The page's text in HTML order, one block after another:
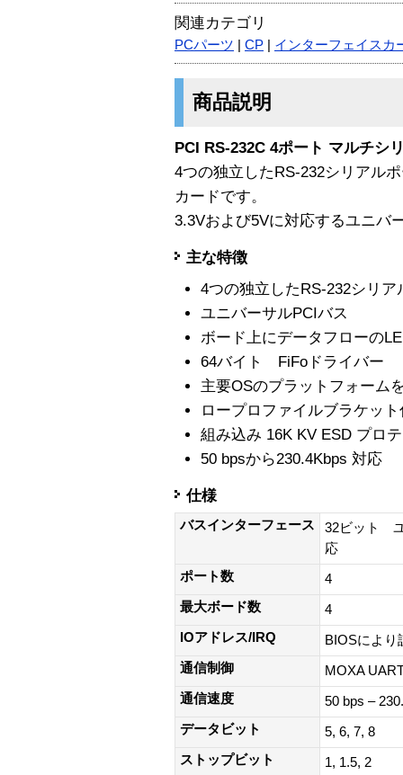
関連カテゴリ
PCパーツ CP インターフェイスカ
商品説明
PCI RS-232C 4ポート マルチシ
4つの独立したRS-232シリアル
カードです。
3.3Vおよび5Vに対応するユニバ
主な特徴
4つの独立したRS-232シリ
ユニバーサルPCIバス
ボード上にデータフローの
64バイト FiFoドライバー
主要OSのプラットフォーム
ロープロファイルブラケッ
組み込み 16K KV ESD プロ
50 bpsから230.4Kbps 対応
仕様
バスインターフェース
32ビット
応
ポート数
4
最大ボード数
4
IOアドレス/IRQ
BIOSにより
通信制御
MOXA
通信速度
50 bps –
データビット
5, 6, 7, 8
ストップビット
1, 1.5, 2